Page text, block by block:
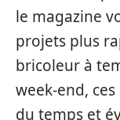
le magazine
projets plus
bricoleur à
week-end,
du temps et